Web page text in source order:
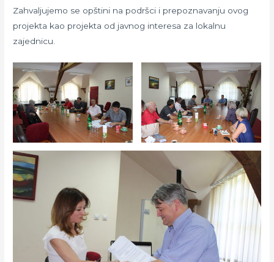
Zahvaljujemo se opštini na podršci i prepoznavanju ovog
projekta kao projekta od javnog interesa za lokalnu
zajednicu.